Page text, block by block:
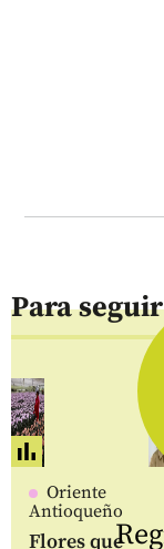
Para
Oriente
Antioqueño
Flores que